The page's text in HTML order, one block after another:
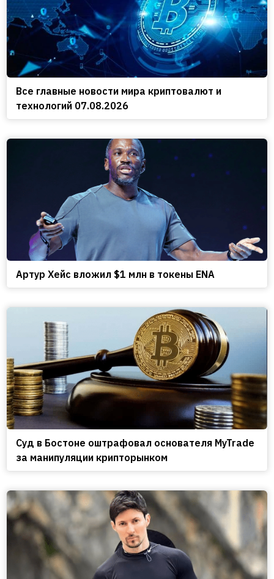
Все главные новости мира криптовалют и
технологий 07.08.2026
Артур Хейс вложил $1 млн в токены ENA
Cуд в Бостоне оштрафовал основателя MyTrade
за манипуляции крипторынком